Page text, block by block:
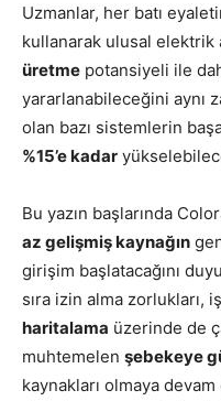
Uzmanlar, her batı
kullanarak ulusal elektrik
üretme potansiyeli ile
yararlanabileceğini aynı
olan bazı sistemlerin
%15’e kadar
Bu yazın başlarında
az gelişmiş kaynağın
girişim başlatacağını
sıra izin alma zorlukları,
haritalama üzerinde de
muhtemelen şebekeye
kaynakları olmaya